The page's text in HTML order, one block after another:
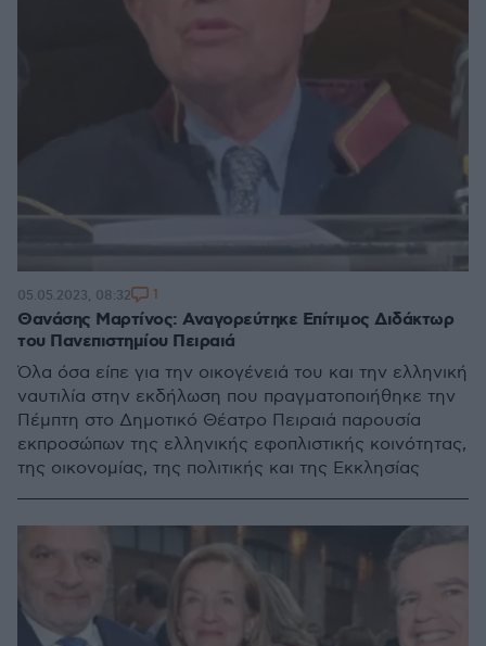
Θανάσης Μαρτίνος: Αναγορεύτηκε Επίτιμος Διδάκτωρ
του Πανεπιστημίου Πειραιά
Όλα όσα είπε για την οικογένειά του και την ελληνική
ναυτιλία στην εκδήλωση που πραγματοποιήθηκε την
Πέμπτη στο Δημοτικό Θέατρο Πειραιά παρουσία
εκπροσώπων της ελληνικής εφοπλιστικής κοινότητας,
της οικονομίας, της πολιτικής και της Εκκλησίας
05.05.2023, 08:32 1